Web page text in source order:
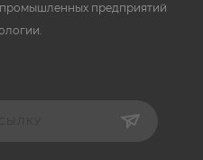
предприятий